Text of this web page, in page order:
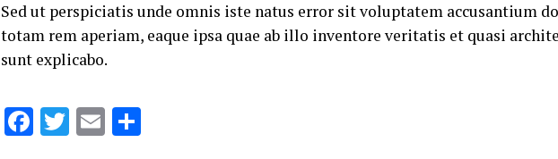
Sed ut perspiciatis unde omnis iste natus error sit voluptatem accusantium
totam rem aperiam, eaque ipsa quae ab illo inventore veritatis et quasi
sunt explicabo.
Facebook
Twitter
Email